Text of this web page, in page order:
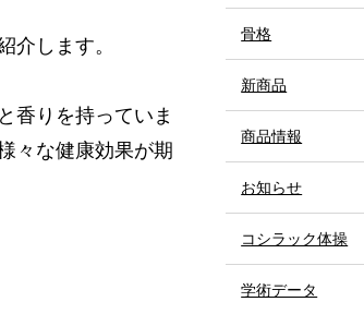
介します。
香りを持っていま
々な健康効果が期
骨格
新商品
商品情報
お知らせ
コシラック体操
学術データ